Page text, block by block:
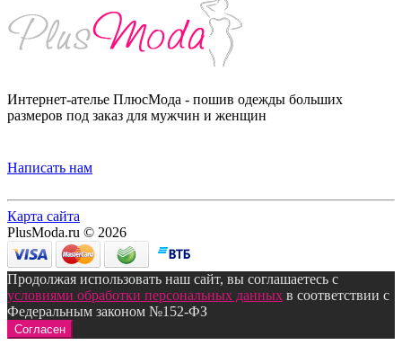
Интернет-ателье ПлюсМода - пошив одежды больших
размеров под заказ для мужчин и женщин
Написать нам
Карта сайта
PlusModa.ru © 2026
Продолжая использовать наш сайт, вы соглашаетесь с
условиями обработки персональных данных в соответствии с
Федеральным законом №152-ФЗ
Согласен